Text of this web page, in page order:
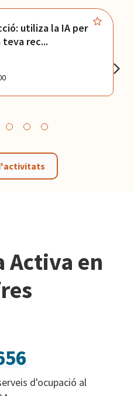
utiliza la IA per
rec...
Activa en
d'ocupació al